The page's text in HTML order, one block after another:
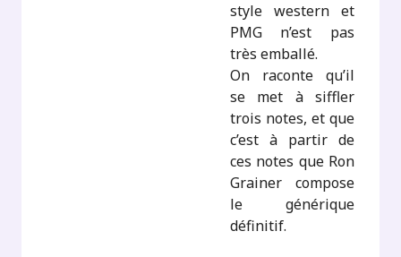
style western et
PMG n’est pas
très emballé.
On raconte qu’il
se met à siffler
trois notes, et que
c’est à partir de
ces notes que Ron
Grainer compose
le générique
définitif.